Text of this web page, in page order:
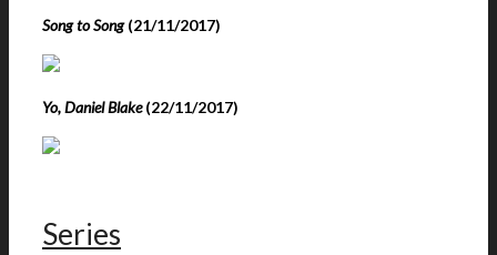
Song to Song(21/11/2017)
Yo, Daniel Blake(22/11/2017)
Series